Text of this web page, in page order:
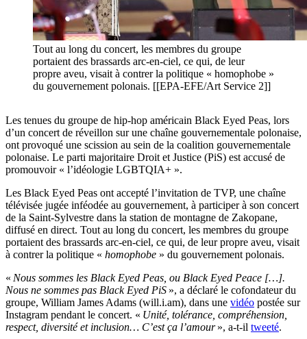
Tout au long du concert, les membres du groupe
portaient des brassards arc-en-ciel, ce qui, de leur
propre aveu, visait à contrer la politique « homophobe »
du gouvernement polonais. [[EPA-EFE/Art Service 2]]
Les tenues du groupe de hip-hop américain Black Eyed Peas, lors
d’un concert de réveillon sur une chaîne gouvernementale polonaise,
ont provoqué une scission au sein de la coalition gouvernementale
polonaise. Le parti majoritaire Droit et Justice (PiS) est accusé de
promouvoir « l’idéologie LGBTQIA+ ».
Les Black Eyed Peas ont accepté l’invitation de TVP, une chaîne
télévisée jugée inféodée au gouvernement, à participer à son concert
de la Saint-Sylvestre dans la station de montagne de Zakopane,
diffusé en direct. Tout au long du concert, les membres du groupe
portaient des brassards arc-en-ciel, ce qui, de leur propre aveu, visait
à contrer la politique « homophobe » du gouvernement polonais.
« Nous sommes les Black Eyed Peas, ou Black Eyed Peace […].
Nous ne sommes pas Black Eyed PiS », a déclaré le cofondateur du
groupe, William James Adams (will.i.am), dans une vidéo postée sur
Instagram pendant le concert. « Unité, tolérance, compréhension,
respect, diversité et inclusion… C’est ça l’amour», a-t-il tweeté.